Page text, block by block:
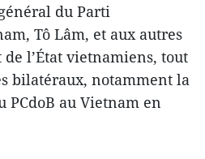
du Parti
Tô Lâm, et aux autres
l’État vietnamiens, tout
bilatéraux, notamment la
au Vietnam en